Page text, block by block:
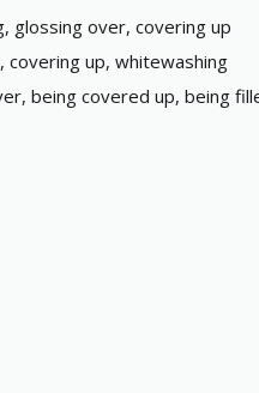
glossing over, covering up
covering up, whitewashing
being covered up, being